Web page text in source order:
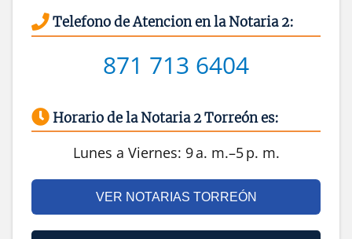
Telefono de Atencion en la Notaria 2:
871 713 6404
Horario de la Notaria 2 Torreón es:
Lunes a Viernes: 9 a. m.–5 p. m.
VER NOTARIAS TORREÓN